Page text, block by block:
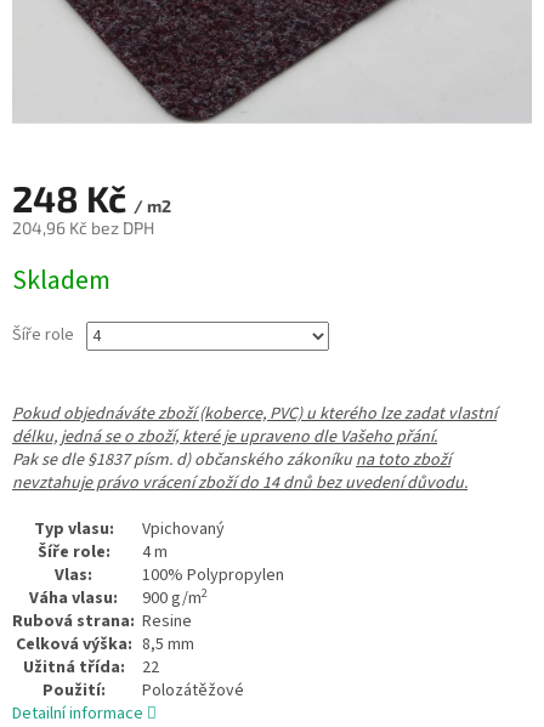
248 Kč / m2
204,96 Kč bez DPH
cena:
Skladem
Šíře role
Pokud objednáváte zboží (koberce, PVC) u kterého lze zadat vlastní
délku, jedná se o zboží, které je upraveno dle Vašeho přání.
Pak se dle §1837 písm. d) občanského zákoníku na toto zboží
nevztahuje právo vrácení zboží do 14 dnů bez uvedení důvodu.
Typ vlasu:
Vpichovaný
Šíře role:
4 m
Vlas:
100% Polypropylen
Váha vlasu:
900 g/m2
Rubová strana: Resine
Celková výška: 8,5 mm
Užitná třída:
22
Použití:
Polozátěžové
Detailní informace